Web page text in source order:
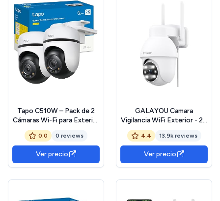
Tapo C510W – Pack de 2
Cámaras Wi-Fi para Exterior
3K 5MP IP65 con Rotación
360°, IA, Visión Nocturna y
Modo Privacidad
0.0 0 reviews
Ver precio
GALAYOU Camara
Vigilancia WiFi Exterior - 2K
Camaras IP Vigilancia
Domicilio 360° con Visión
Nocturna en Color, Alerta
de Movimiento, 24/7
Grabación en Tarjeta SD,
4.4 13.9k reviews
Ver precio